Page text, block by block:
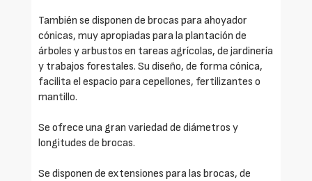
También se disponen de brocas para ahoyador
cónicas, muy apropiadas para la plantación de
árboles y arbustos en tareas agrícolas, de jardinería
y trabajos forestales. Su diseño, de forma cónica,
facilita el espacio para cepellones, fertilizantes o
mantillo.
Se ofrece una gran variedad de diámetros y
longitudes de brocas.
Se disponen de extensiones para las brocas, de